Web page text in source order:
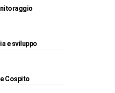
e sviluppo
Cospito